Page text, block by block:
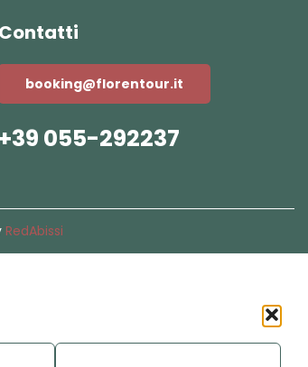
Contatti
booking@florentour.it
+39 055-292237
RedAbissi